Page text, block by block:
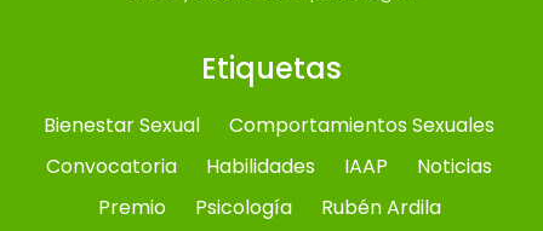
Etiquetas
Bienestar Sexual
Comportamientos Sexuales
Convocatoria
Habilidades IAAP
Noticias
Premio
Psicología Rubén Ardila